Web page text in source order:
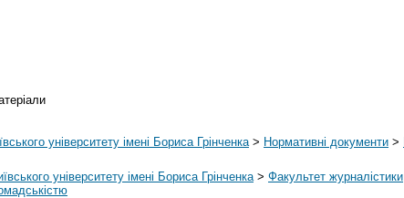
університету імені Бориса Грінченка > Нормативні документи >
університету імені Бориса Грінченка > Факультет журналістики